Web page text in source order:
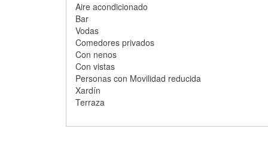
Aire acondicionado
Bar
Vodas
Comedores privados
Con nenos
Con vistas
Personas con Movilidad reducida
Xardín
Terraza